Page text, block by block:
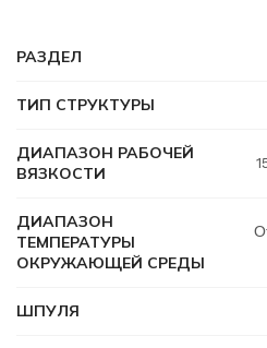
РАЗДЕЛ
ТИП СТРУКТУРЫ
ДИАПАЗОН РАБОЧЕЙ
ВЯЗКОСТИ
ДИАПАЗОН
ТЕМПЕРАТУРЫ
ОКРУЖАЮЩЕЙ СРЕДЫ
ШПУЛЯ